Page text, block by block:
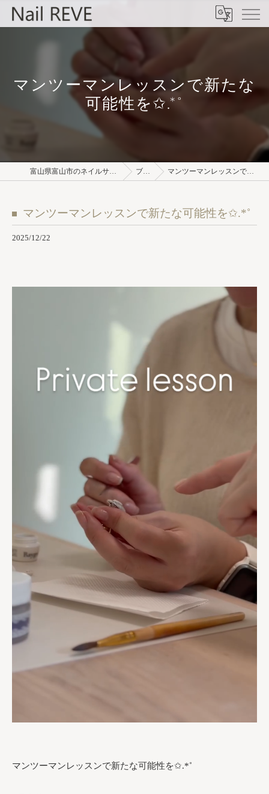
マンツーマンレッスンで新たな
可能性を✩.*˚
富山県富山市のネイルサロンならNail REVE ブログ マンツーマンレッスンで新たな可能性を✩.*˚
マンツーマンレッスンで新たな可能性を✩.*˚
2025/12/22
マンツーマンレッスンで新たな可能性を✩.*˚